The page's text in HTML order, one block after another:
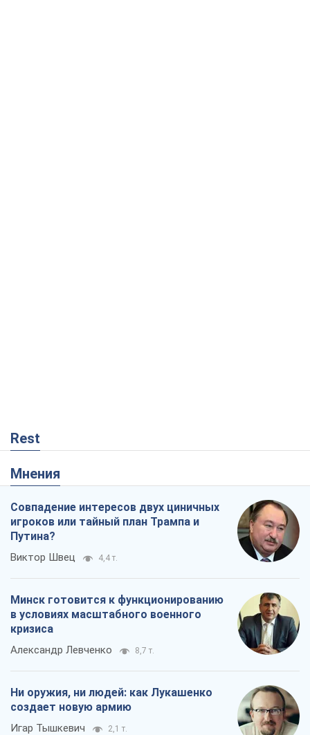
Rest
Мнения
Совпадение интересов двух циничных
игроков или тайный план Трампа и
Путина?
Виктор Швец 4,4 т.
Минск готовится к функционированию
в условиях масштабного военного
кризиса
Александр Левченко 8,7 т.
Ни оружия, ни людей: как Лукашенко
создает новую армию
Игар Тышкевич 2,1 т.